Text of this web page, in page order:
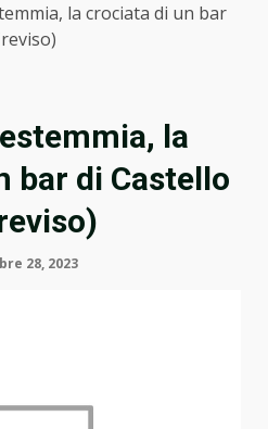
la crociata di un bar
la
bar di Castello
28, 2023